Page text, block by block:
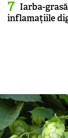
Iarba-
inflamațiile